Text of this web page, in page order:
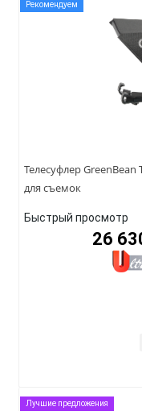
Рекомендуем
Телесуфлер GreenBean
для съемок
Быстрый просмотр
26
Лучшие предложения